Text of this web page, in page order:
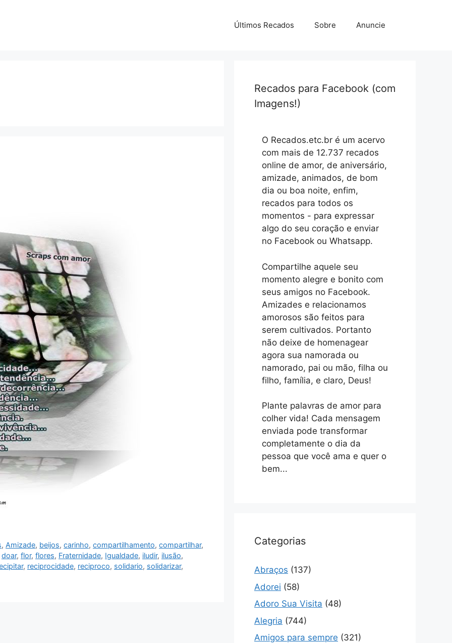
Últimos Recados Sobre Anuncie
, Amizade, beijos,carinho,compartilhamento,compartilhar,
doar, flor, flores, Fraternidade, Igualdade, iludir, ilusão,
, reciprocidade, reciproco, solidario, solidarizar,
Recados para Facebook (com
Imagens!)
O Recados.etc.br é um acervo
com mais de 12.737 recados
online de amor, de aniversário,
amizade, animados, de bom
dia ou boa noite, enfim,
recados para todos os
momentos - para expressar
algo do seu coração e enviar
no Facebook ou Whatsapp.
Compartilhe aquele seu
momento alegre e bonito com
seus amigos no Facebook.
Amizades e relacionamos
amorosos são feitos para
serem cultivados. Portanto
não deixe de homenagear
agora sua namorada ou
namorado, pai ou mão, filha ou
filho, família, e claro, Deus!
Plante palavras de amor para
colher vida! Cada mensagem
enviada pode transformar
completamente o dia da
pessoa que você ama e quer o
bem...
Categorias
Abraços (137)
Adorei (58)
Adoro Sua Visita (48)
Alegria (744)
Amigos para sempre (321)